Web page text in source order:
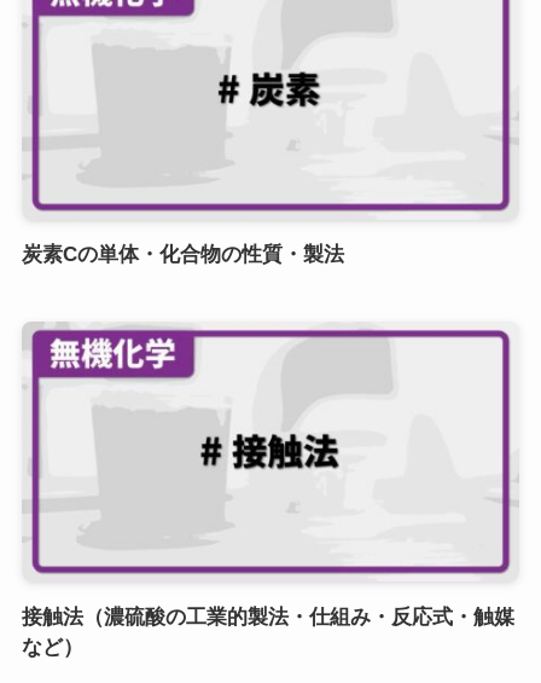
炭素Cの単体・化合物の性質・製法
接触法（濃硫酸の工業的製法・仕組み・反応式・触媒
など）